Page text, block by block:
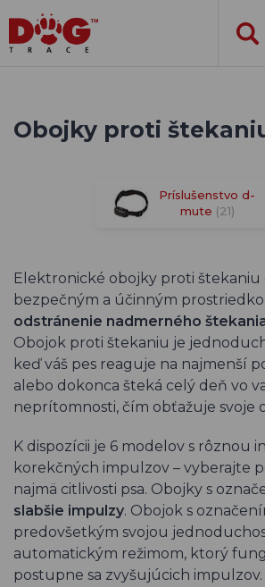
Obojky proti
Príslušenstvo d-
mute (21)
Elektronické obojky proti štekaniu
bezpečným a účinným
odstránenie nadmerného
Obojok proti štekaniu je
keď váš pes reaguje na najmenší
alebo dokonca šteká celý deň vo
neprítomnosti, čím obťažuje svoje
K dispozícii je 6 modelov s rôznou
korekčných impulzov – vyberajte
najmä citlivosti psa. Obojky s
slabšie impulzy. Obojok s
predovšetkým svojou
automatickým režimom, ktorý
postupne sa zvyšujúcich